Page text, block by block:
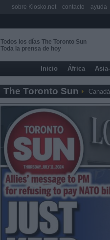
Todos los días The Toronto Sun
Toda la prensa de hoy
Inicio África
The Toronto Sun Canadá
sobre Kiosko.net contacto ayuda